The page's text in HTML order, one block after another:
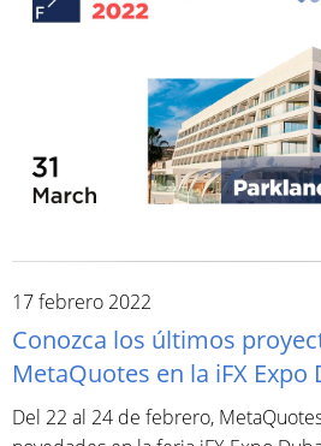
17 febrero 2022
Conozca los últimos
MetaQuotes en la iFX Expo
Del 22 al 24 de febrero,